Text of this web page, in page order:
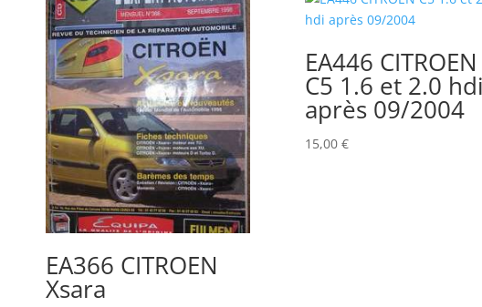
EA366 CITROEN
Xsara
EA446 CITROEN
C5 1.6 et 2.0
après 09/2004
15,00 €